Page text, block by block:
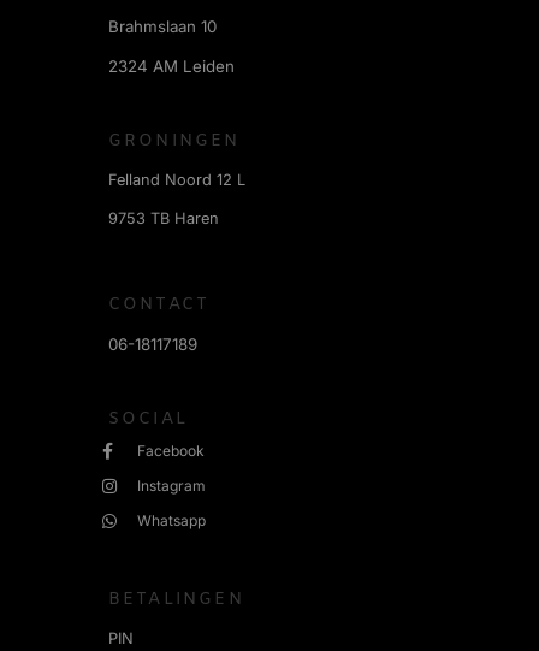
Brahmslaan 10
2324 AM Leiden
GRONINGEN
Felland Noord 12 L
9753 TB Haren
CONTACT
06-18117189
SOCIAL
Facebook
Instagram
Whatsapp
BETALINGEN
PIN